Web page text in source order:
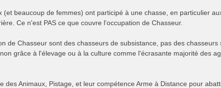
beaucoup de femmes) ont participé à une chasse, en particulier
Ce n'est PAS ce que couvre l'occupation de Chasseur.
de Chasseur sont des chasseurs de subsistance, pas des chasseurs
grâce à l'élevage ou à la culture comme l'écrasante majorité des
des Animaux, Pistage, et leur compétence Arme à Distance pour